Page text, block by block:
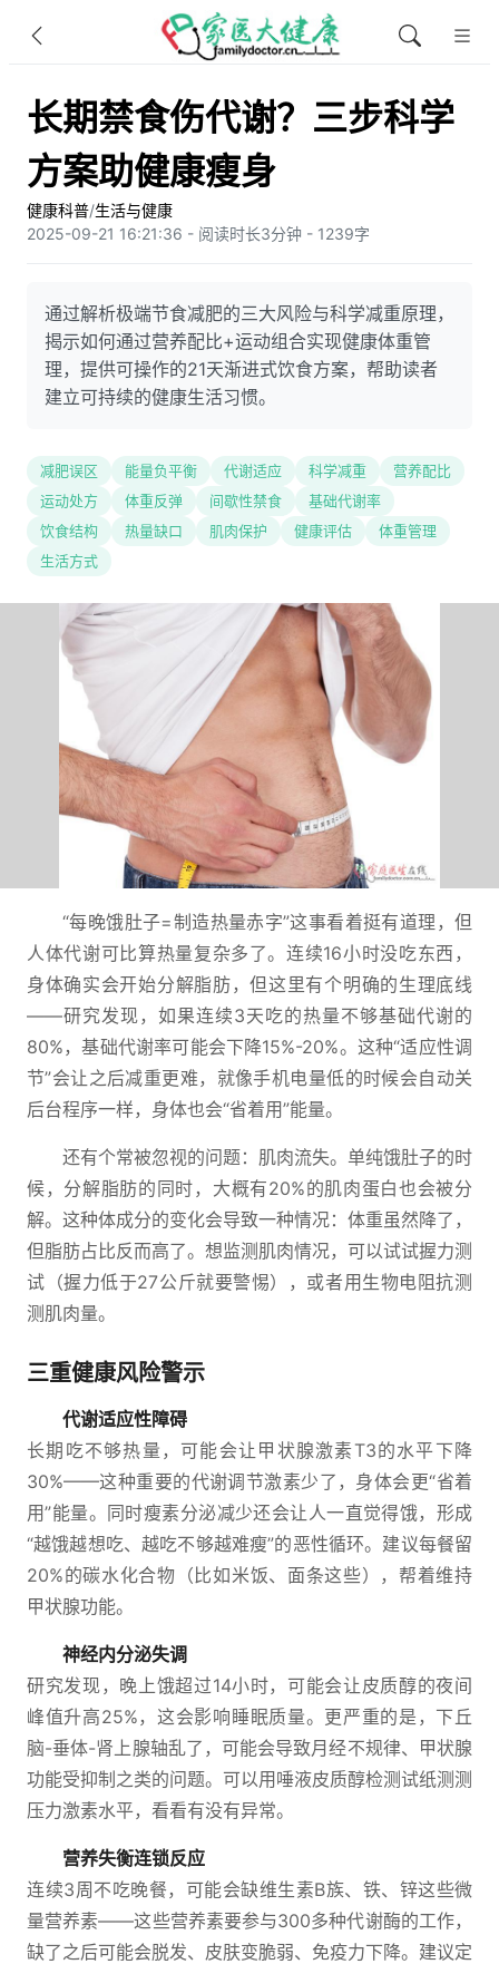
长期禁食伤代谢？三步科学
方案助健康瘦身
健康科普/生活与健康
2025-09-21 16:21:36 - 阅读时长3分钟 - 1239字
通过解析极端节食减肥的三大风险与科学减重原理，
揭示如何通过营养配比+运动组合实现健康体重管
理，提供可操作的21天渐进式饮食方案，帮助读者
建立可持续的健康生活习惯。
减肥误区 能量负平衡 代谢适应 科学减重
营养配比
运动处方
体重反弹 间歇性禁食
基础代谢率
饮食结构
热量缺口 肌肉保护 健康评估
体重管理
生活方式
“每晚饿肚子=制造热量赤字”这事看着挺有道理，但
人体代谢可比算热量复杂多了。连续16小时没吃东西，
身体确实会开始分解脂肪，但这里有个明确的生理底线
——研究发现，如果连续3天吃的热量不够基础代谢的
80%，基础代谢率可能会下降15%-20%。这种“适应性调
节”会让之后减重更难，就像手机电量低的时候会自动关
后台程序一样，身体也会“省着用”能量。
还有个常被忽视的问题：肌肉流失。单纯饿肚子的时
候，分解脂肪的同时，大概有20%的肌肉蛋白也会被分
解。这种体成分的变化会导致一种情况：体重虽然降了，
但脂肪占比反而高了。想监测肌肉情况，可以试试握力测
试（握力低于27公斤就要警惕），或者用生物电阻抗测
测肌肉量。
三重健康风险警示
代谢适应性障碍
长期吃不够热量，可能会让甲状腺激素T3的水平下降
30%——这种重要的代谢调节激素少了，身体会更“省着
用”能量。同时瘦素分泌减少还会让人一直觉得饿，形成
“越饿越想吃、越吃不够越难瘦”的恶性循环。建议每餐留
20%的碳水化合物（比如米饭、面条这些），帮着维持
甲状腺功能。
神经内分泌失调
研究发现，晚上饿超过14小时，可能会让皮质醇的夜间
峰值升高25%，这会影响睡眠质量。更严重的是，下丘
脑-垂体-肾上腺轴乱了，可能会导致月经不规律、甲状腺
功能受抑制之类的问题。可以用唾液皮质醇检测试纸测测
压力激素水平，看看有没有异常。
营养失衡连锁反应
连续3周不吃晚餐，可能会缺维生素B族、铁、锌这些微
量营养素——这些营养素要参与300多种代谢酶的工作，
缺了之后可能会脱发、皮肤变脆弱、免疫力下降。建议定